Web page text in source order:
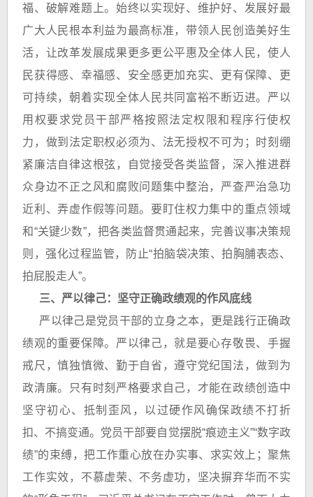
福、破解难题上。始终以实现好、维护好、发展好最
广大人民根本利益为最高标准，带领人民创造美好生
活，让改革发展成果更多更公平惠及全体人民，使人
民获得感、幸福感、安全感更加充实、更有保障、更
可持续，朝着实现全体人民共同富裕不断迈进。严以
用权要求党员干部严格按照法定权限和程序行使权
力，做到法定职权必须为、法无授权不可为；时刻绷
紧廉洁自律这根弦，自觉接受各类监督，深入推进群
众身边不正之风和腐败问题集中整治，严查严治急功
近利、弄虚作假等问题。要盯住权力集中的重点领域
和“关键少数”，把各类监督贯通起来，完善议事决策规
则，强化过程监管，防止“拍脑袋决策、拍胸脯表态、
拍屁股走人”。
三、严以律己：坚守正确政绩观的作风底线
严以律己是党员干部的立身之本，更是践行正确政
绩观的重要保障。严以律己，就是要心存敬畏、手握
戒尺，慎独慎微、勤于自省，遵守党纪国法，做到为
政清廉。只有时刻严格要求自己，才能在政绩创造中
坚守初心、抵制歪风，以过硬作风确保政绩不打折
扣、不搞变通。党员干部要自觉摆脱“痕迹主义”“数字政
绩”的束缚，把工作重心放在办实事、求实效上；聚焦
工作实效，不慕虚荣、不务虚功，坚决摒弃华而不实